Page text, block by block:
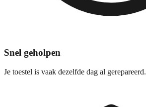
Snel geholpen
Je toestel is vaak dezelfde dag al gerepareerd.